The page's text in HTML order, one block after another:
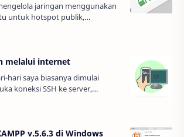
jaringan menggunakan
untuk hotspot publik,
atau bahkan akses remote ke
ya, penting untuk memastikan
melalui internet
hari saya biasanya dimulai
koneksi SSH ke server,
docker (dengan RStudio
di dalamnya), dan
v.5.6.3 di Windows